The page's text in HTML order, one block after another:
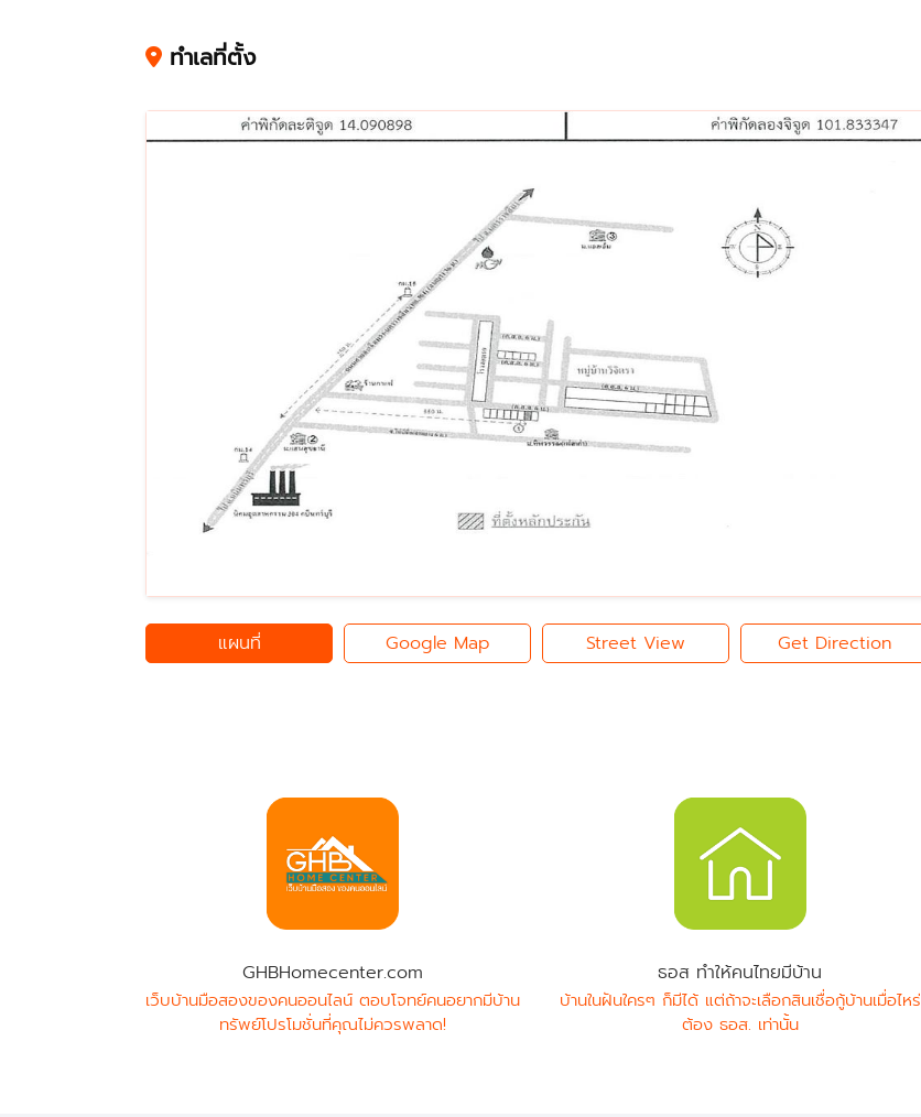
ทำเลที่ตั้ง
แผนที่ Google Map Street View Get Direction
GHBHomecenter.com
เว็บบ้านมือสองของคนออนไลน์ ตอบโจทย์คนอยากมีบ้าน
ทรัพย์โปรโมชั่นที่คุณไม่ควรพลาด!
ธอส ทำให้คนไทยมีบ้าน
บ้านในฝันใครๆ ก็มีได้ แต่ถ้าจะเลือกสินเชื่อกู้บ้านเมื่อไหร่
ต้อง ธอส. เท่านั้น